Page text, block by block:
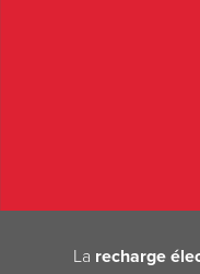
La recharge